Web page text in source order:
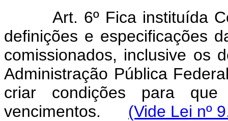
Art. 6º Fica instituída
definições e especificações
comissionados, inclusive os
Administração Pública
criar condições para
vencimentos. (Vide Lei nº